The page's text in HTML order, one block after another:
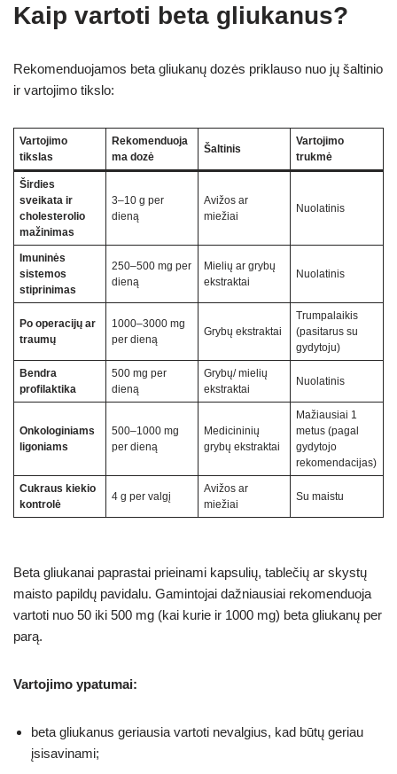
Kaip vartoti beta gliukanus?
Rekomenduojamos beta gliukanų dozės priklauso nuo jų šaltinio
ir vartojimo tikslo:
Vartojimo
tikslas
Rekomenduoja
ma dozė
Šaltinis
Vartojimo
trukmė
Širdies
sveikata ir
cholesterolio
mažinimas
3–10 g per
dieną
Avižos ar
miežiai
Nuolatinis
Imuninės
sistemos
stiprinimas
250–500 mg per
dieną
Mielių ar grybų
ekstraktai
Nuolatinis
Po operacijų ar
traumų
1000–3000 mg
per dieną
Grybų ekstraktai
Trumpalaikis
(pasitarus su
gydytoju)
Bendra
profilaktika
500 mg per
dieną
Grybų/ mielių
ekstraktai
Nuolatinis
Onkologiniams
ligoniams
500–1000 mg
per dieną
Medicininių
grybų ekstraktai
Mažiausiai 1
metus (pagal
gydytojo
rekomendacijas)
Cukraus kiekio
kontrolė
4 g per valgį
Avižos ar
miežiai
Su maistu
Beta gliukanai paprastai prieinami kapsulių, tablečių ar skystų
maisto papildų pavidalu. Gamintojai dažniausiai rekomenduoja
vartoti nuo 50 iki 500 mg (kai kurie ir 1000 mg) beta gliukanų per
parą.
Vartojimo ypatumai:
beta gliukanus geriausia vartoti nevalgius, kad būtų geriau
įsisavinami;